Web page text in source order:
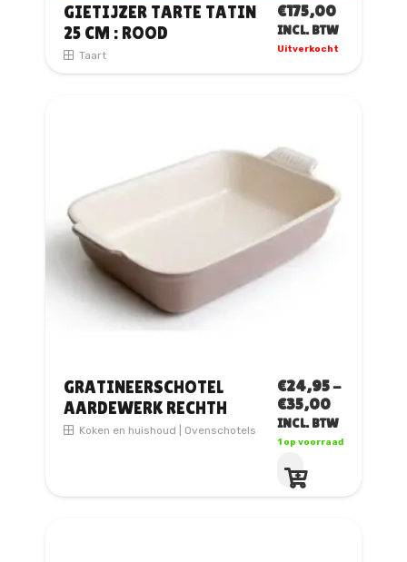
GIETIJZER TARTE TATIN
25 CM : ROOD
Taart
€175,00
INCL. BTW
Uitverkocht
GRATINEERSCHOTEL
AARDEWERK RECHTH
Koken en huishoud Ovenschotels
€24,95-
€35,00
€24,95
TOT
INCL. BTW
1 op voorraad
product
heeft